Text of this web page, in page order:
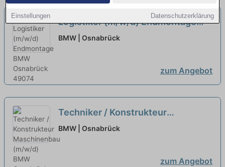
Einstellungen Datenschutzerklärung
Logistiker (m/w/d) Endmontage
neu
BMW | Osnabrück
zum Angebot
Techniker / Konstrukteur
Maschinenbau (m/w/d)
BMW | Osnabrück
zum Angebot